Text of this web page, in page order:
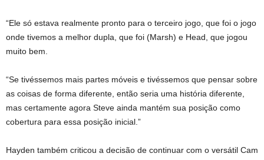
“Ele só estava realmente pronto para o terceiro jogo, que foi o jogo
onde tivemos a melhor dupla, que foi (Marsh) e Head, que jogou
muito bem.
“Se tivéssemos mais partes móveis e tivéssemos que pensar sobre
as coisas de forma diferente, então seria uma história diferente,
mas certamente agora Steve ainda mantém sua posição como
cobertura para essa posição inicial.”
Hayden também criticou a decisão de continuar com o versátil Cam